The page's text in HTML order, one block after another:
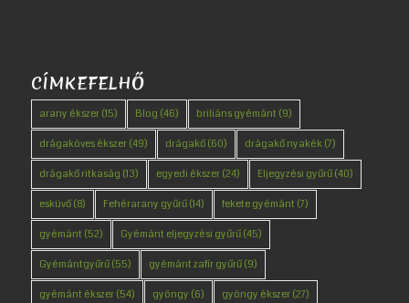
CÍMKEFELHŐ
arany ékszer(15) Blog (46) briliáns gyémánt (9)
drágaköves ékszer(49) drágakő(60) drágakő nyakék(7)
drágakő ritkaság (13) egyedi ékszer(24) Eljegyzési gyűrű(40)
esküvő(8) Fehérarany gyűrű(14) fekete gyémánt (7)
gyémánt (52) Gyémánt eljegyzési gyűrű(45)
Gyémántgyűrű(55) gyémánt zafír gyűrű(9)
gyémánt ékszer(54) gyöngy (6) gyöngy ékszer(27)